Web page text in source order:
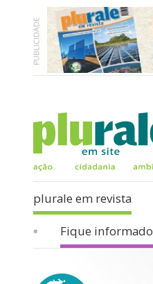
plurale em revista
Fique informado